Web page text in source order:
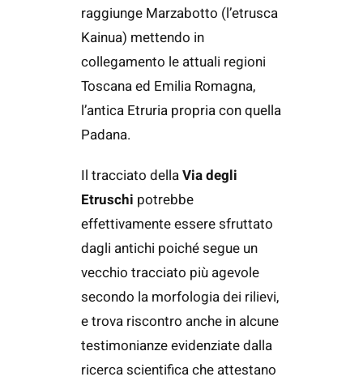
raggiunge Marzabotto (l’etrusca
Kainua) mettendo in
collegamento le attuali regioni
Toscana ed Emilia Romagna,
l’antica Etruria propria con quella
Padana.
Il tracciato dellaVia degli
Etruschi potrebbe
effettivamente essere sfruttato
dagli antichi poiché segue un
vecchio tracciato più agevole
secondo la morfologia dei rilievi,
e trova riscontro anche in alcune
testimonianze evidenziate dalla
ricerca scientifica che attestano